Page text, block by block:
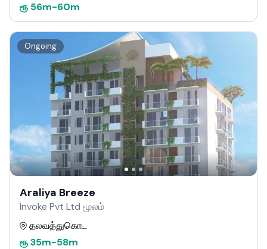
ரூ 56m-60m
Ongoing
Araliya Breeze
Invoke Pvt Ltd மூலம்
தலவத்துகொட
ரூ35m-58m